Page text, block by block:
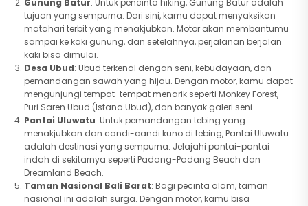
Gunung Batur: Untuk pencinta hiking, Gunung Batur adalah
tujuan yang sempurna. Dari sini, kamu dapat menyaksikan
matahari terbit yang menakjubkan. Motor akan membantumu
sampai ke kaki gunung, dan setelahnya, perjalanan berjalan
kaki bisa dimulai.
Desa Ubud: Ubud terkenal dengan seni, kebudayaan, dan
pemandangan sawah yang hijau. Dengan motor, kamu dapat
mengunjungi tempat-tempat menarik seperti Monkey Forest,
Puri Saren Ubud (Istana Ubud), dan banyak galeri seni.
Pantai Uluwatu: Untuk pemandangan tebing yang
menakjubkan dan candi-candi kuno di tebing, Pantai Uluwatu
adalah destinasi yang sempurna. Jelajahi pantai-pantai
indah di sekitarnya seperti Padang-Padang Beach dan
Dreamland Beach.
Taman Nasional Bali Barat: Bagi pecinta alam, taman
nasional ini adalah surga. Dengan motor, kamu bisa